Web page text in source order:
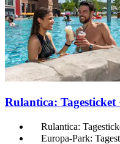
Rulantica:
Rulantica:
Europa-Park: